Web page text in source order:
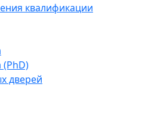
квалификации
(PhD)
дверей